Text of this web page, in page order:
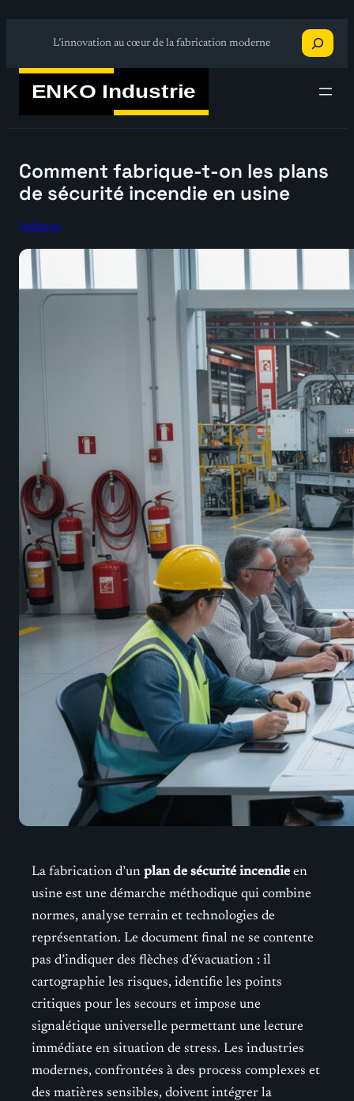
L’innovation au cœur de la fabrication moderne
Recherche
Comment fabrique-t-on les plans
de sécurité incendie en usine
Industrie
La fabrication d’un plan de sécurité incendie en
usine est une démarche méthodique qui combine
normes, analyse terrain et technologies de
représentation. Le document final ne se contente
pas d’indiquer des flèches d’évacuation : il
cartographie les risques, identifie les points
critiques pour les secours et impose une
signalétique universelle permettant une lecture
immédiate en situation de stress. Les industries
modernes, confrontées à des process complexes et
des matières sensibles, doivent intégrer la